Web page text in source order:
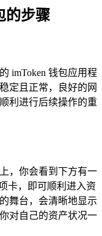
的步骤
imToken 钱包应用程
定且正常，良好的网
利进行后续操作的重
，你会看到下方有一
卡，即可顺利进入资
舞台，会清晰地显示
对自己的资产状况一